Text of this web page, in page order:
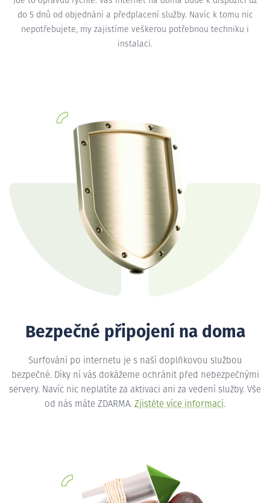
do 5 dnů od objednání a předplacení služby. Navíc k tomu nic
nepotřebujete, my zajistíme veškerou potřebnou techniku i
instalaci.
Bezpečné připojení na doma
Surfování po internetu je s naší doplňkovou službou
bezpečné. Díky ní vás dokážeme ochránit před nebezpečnými
servery. Navíc nic neplatíte za aktivaci ani za vedení služby. Vše
od nás máte ZDARMA. Zjistěte více informací.